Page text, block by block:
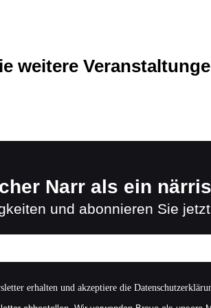
weitere
Narr als ein
und abonnieren Sie
erhalten und akzeptiere die